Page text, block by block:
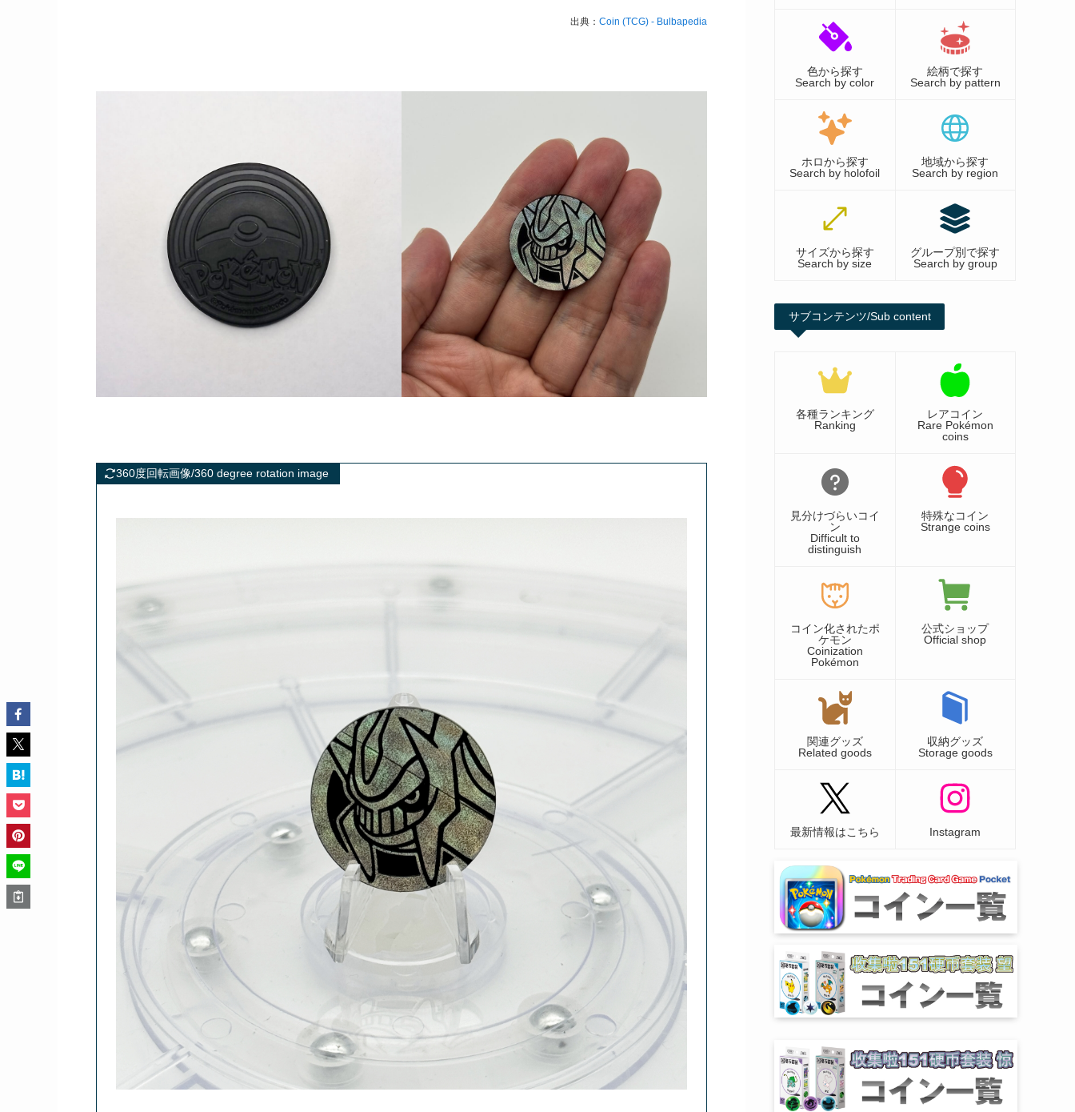
出典： Coin (TCG) - Bulbapedia
360度回転画像/360 degree rotation image
色から探す
Search by color
絵柄で探す
Search by pattern
ホロから探す
Search by holofoil
地域から探す
Search by region
サイズから探す
Search by size
グループ別で探す
Search by group
サブコンテンツ/Sub content
各種ランキング
Ranking
レアコイン
Rare Pokémon
coins
見分けづらいコイ
ン
Difficult to
distinguish
特殊なコイン
Strange coins
コイン化されたポ
ケモン
Coinization
Pokémon
公式ショップ
Official shop
関連グッズ
Related goods
収納グッズ
Storage goods
最新情報はこちら Instagram